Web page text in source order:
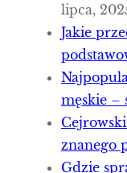
lipca,
Jakie
męskie –
znanego
Gdzie